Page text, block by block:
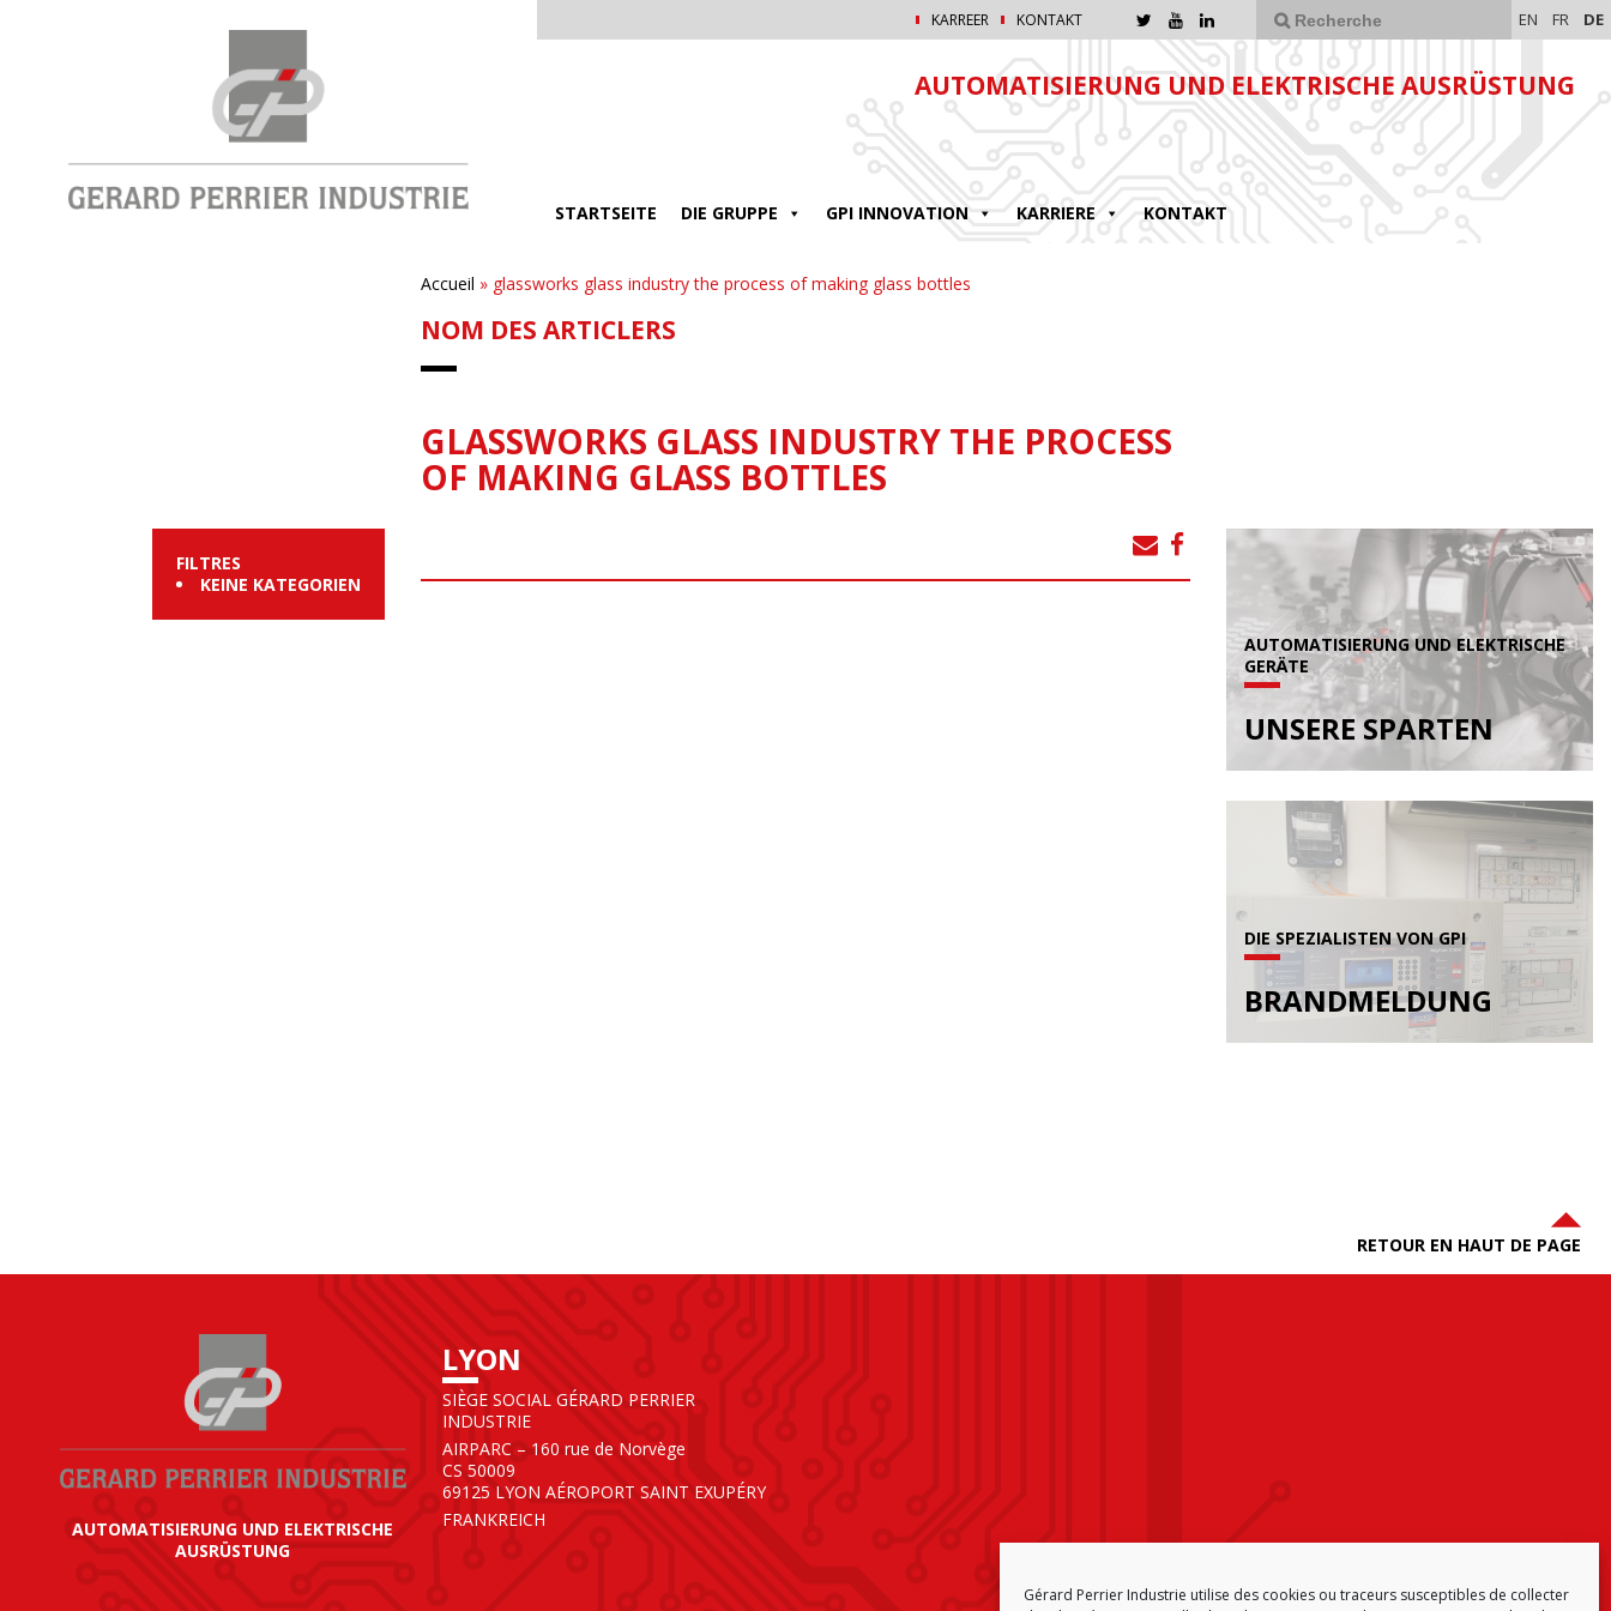
Gérard Perrier Industrie utilise des cookies ou traceurs susceptibles de collecter
KARREER KONTAKT EN FR DE
AUTOMATISIERUNG UND ELEKTRISCHE AUSRÜSTUNG
STARTSEITE DIE GRUPPE GPI INNOVATION KARRIERE KONTAKT
Accueil » glassworks glass industry the process of making glass bottles
NOM DES ARTICLERS
GLASSWORKS GLASS INDUSTRY THE PROCESS
OF MAKING GLASS BOTTLES
FILTRES
KEINE KATEGORIEN
AUTOMATISIERUNG UND ELEKTRISCHE
GERÄTE
UNSERE SPARTEN
DIE SPEZIALISTEN VON GPI
BRANDMELDUNG
RETOUR EN HAUT DE PAGE
AUTOMATISIERUNG UND ELEKTRISCHE
AUSRÜSTUNG
LYON
SIÈGE SOCIAL GÉRARD PERRIER
INDUSTRIE
AIRPARC – 160 rue de Norvège
CS 50009
69125 LYON AÉROPORT SAINT EXUPÉRY
FRANKREICH